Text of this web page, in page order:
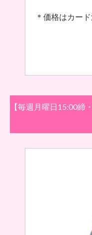
＊価格はカー
【毎週月曜日15:00締